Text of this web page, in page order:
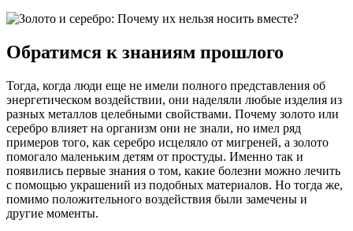
Обратимся к знаниям прошлого
Тогда, когда люди еще не имели полного представления об
энергетическом воздействии, они наделяли любые изделия из
разных металлов целебными свойствами. Почему золото или
серебро влияет на организм они не знали, но имел ряд
примеров того, как серебро исцеляло от мигреней, а золото
помогало маленьким детям от простуды. Именно так и
появились первые знания о том, какие болезни можно лечить
с помощью украшений из подобных материалов. Но тогда же,
помимо положительного воздействия были замечены и
другие моменты.